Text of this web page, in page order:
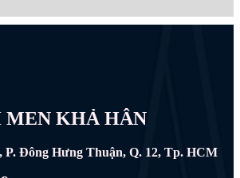
MEN KHẢ HÂN
P. Đông Hưng Thuận, Q. 12, Tp. HCM